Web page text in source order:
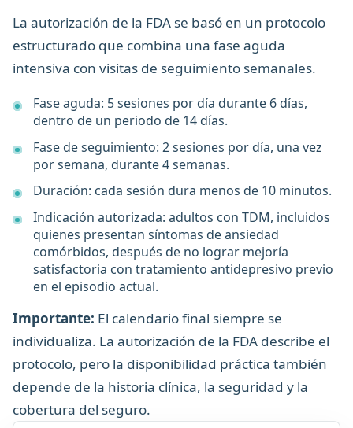
La autorización de la FDA se basó en un protocolo
estructurado que combina una fase aguda
intensiva con visitas de seguimiento semanales.
Fase aguda: 5 sesiones por día durante 6 días,
dentro de un periodo de 14 días.
Fase de seguimiento: 2 sesiones por día, una vez
por semana, durante 4 semanas.
Duración: cada sesión dura menos de 10 minutos.
Indicación autorizada: adultos con TDM, incluidos
quienes presentan síntomas de ansiedad
comórbidos, después de no lograr mejoría
satisfactoria con tratamiento antidepresivo previo
en el episodio actual.
Importante: El calendario final siempre se
individualiza. La autorización de la FDA describe el
protocolo, pero la disponibilidad práctica también
depende de la historia clínica, la seguridad y la
cobertura del seguro.